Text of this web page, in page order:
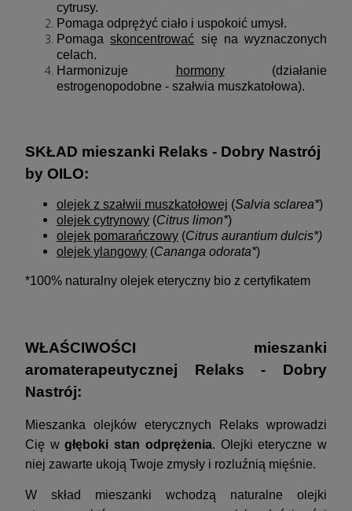
cytrusy.
Pomaga odprężyć ciało i uspokoić umysł.
Pomagaskoncentrować się na wyznaczonych
celach.
Harmonizuje
hormony(działanie
estrogenopodobne - szałwia muszkatołowa).
SKŁAD mieszanki Relaks - Dobry Nastrój
by OILO:
olejek z szałwii muszkatołowej (Salvia sclarea*)
olejek cytrynowy (Citrus limon*)
olejek pomarańczowy (Citrus aurantium dulcis*)
olejek ylangowy (Cananga odorata*)
*100% naturalny olejek eteryczny bio z certyfikatem
WŁAŚCIWOŚCI mieszanki
aromaterapeutycznej Relaks - Dobry
Nastrój:
Mieszanka olejków eterycznych Relaks wprowadzi
Cię wgłęboki stan odprężenia. Olejki eteryczne w
niej zawarte ukoją Twoje zmysły i rozluźnią mięśnie.
W skład mieszanki wchodzą naturalne olejki